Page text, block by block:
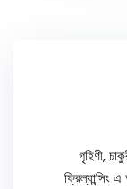
গৃহিণী,
ফ্রিল্যান্সিং